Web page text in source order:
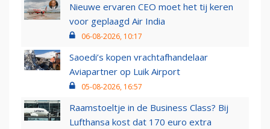
Nieuwe ervaren CEO moet het tij keren
voor geplaagd Air India
06-08-2026, 10:17
Saoedi’s kopen vrachtafhandelaar
Aviapartner op Luik Airport
05-08-2026, 16:57
Raamstoeltje in de Business Class? Bij
Lufthansa kost dat 170 euro extra